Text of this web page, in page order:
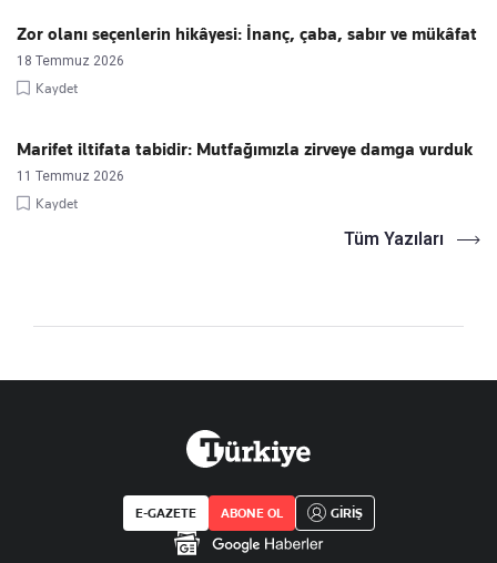
Zor olanı seçenlerin hikâyesi: İnanç, çaba, sabır ve mükâfat
18 Temmuz 2026
Kaydet
Marifet iltifata tabidir: Mutfağımızla zirveye damga vurduk
11 Temmuz 2026
Kaydet
Tüm Yazıları
E-GAZETE ABONE OL GİRİŞ